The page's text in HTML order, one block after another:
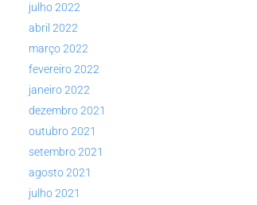
julho 2022
abril 2022
março 2022
fevereiro 2022
janeiro 2022
dezembro 2021
outubro 2021
setembro 2021
agosto 2021
julho 2021